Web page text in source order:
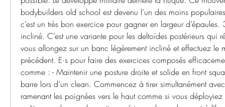
bodybuilders old school est devenu l’un des moins
c’est un très bon exercice pour gagner en largeur
incliné. C’est une variante pour les deltoïdes postérieurs qui
vous allongez sur un banc légèrement incliné et effectuez le
précédent. E·s pour faire des exercices composés
comme : - Maintenir une posture droite et solide en front
barre lors d’un clean. Commencez à tirer simultanément
ramenant les poignées vers le haut comme si vous